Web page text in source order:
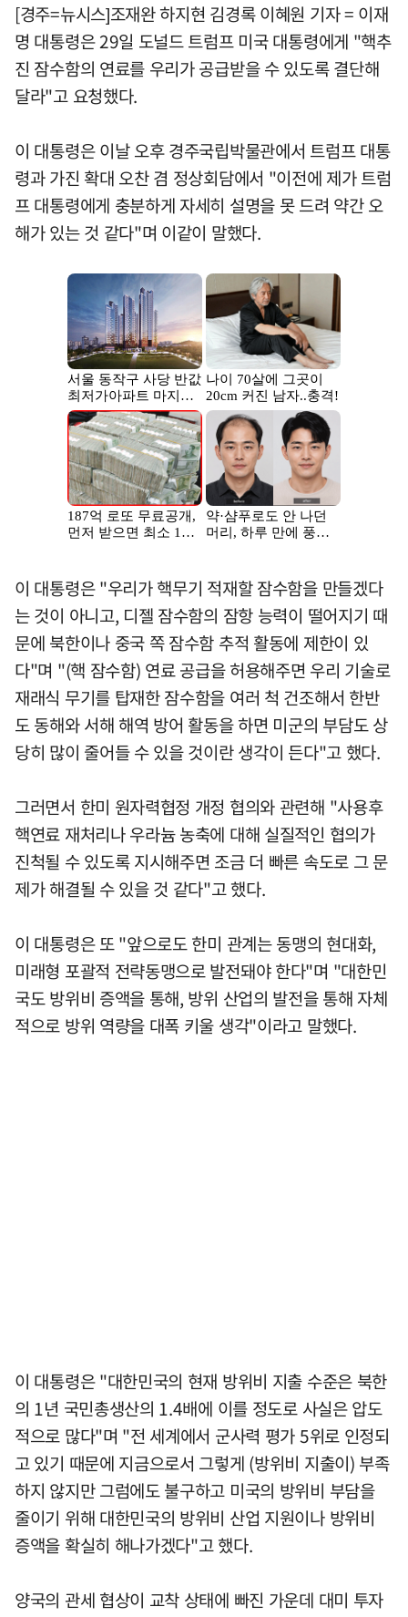
[경주=뉴시스]조재완 하지현 김경록 이혜원 기자 = 이재
명 대통령은 29일 도널드 트럼프 미국 대통령에게 "핵추
진 잠수함의 연료를 우리가 공급받을 수 있도록 결단해
달라"고 요청했다.
이 대통령은 이날 오후 경주국립박물관에서 트럼프 대통
령과 가진 확대 오찬 겸 정상회담에서 "이전에 제가 트럼
프 대통령에게 충분하게 자세히 설명을 못 드려 약간 오
해가 있는 것 같다"며 이같이 말했다.
이 대통령은 "우리가 핵무기 적재할 잠수함을 만들겠다
는 것이 아니고, 디젤 잠수함의 잠항 능력이 떨어지기 때
문에 북한이나 중국 쪽 잠수함 추적 활동에 제한이 있
다"며 "(핵 잠수함) 연료 공급을 허용해주면 우리 기술로
재래식 무기를 탑재한 잠수함을 여러 척 건조해서 한반
도 동해와 서해 해역 방어 활동을 하면 미군의 부담도 상
당히 많이 줄어들 수 있을 것이란 생각이 든다"고 했다.
그러면서 한미 원자력협정 개정 협의와 관련해 "사용후
핵연료 재처리나 우라늄 농축에 대해 실질적인 협의가
진척될 수 있도록 지시해주면 조금 더 빠른 속도로 그 문
제가 해결될 수 있을 것 같다"고 했다.
이 대통령은 또 "앞으로도 한미 관계는 동맹의 현대화,
미래형 포괄적 전략동맹으로 발전돼야 한다"며 "대한민
국도 방위비 증액을 통해, 방위 산업의 발전을 통해 자체
적으로 방위 역량을 대폭 키울 생각"이라고 말했다.
이 대통령은 "대한민국의 현재 방위비 지출 수준은 북한
의 1년 국민총생산의 1.4배에 이를 정도로 사실은 압도
적으로 많다"며 "전 세계에서 군사력 평가 5위로 인정되
고 있기 때문에 지금으로서 그렇게 (방위비 지출이) 부족
하지 않지만 그럼에도 불구하고 미국의 방위비 부담을
줄이기 위해 대한민국의 방위비 산업 지원이나 방위비
증액을 확실히 해나가겠다"고 했다.
양국의 관세 협상이 교착 상태에 빠진 가운데 대미 투자